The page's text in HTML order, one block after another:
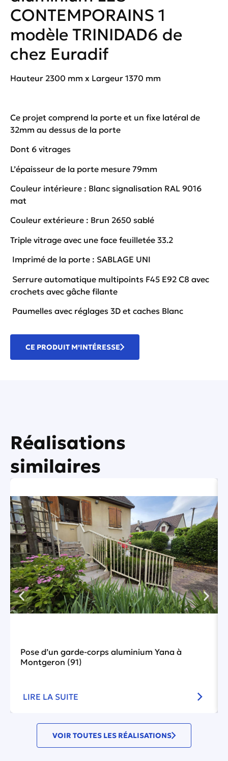
CONTEMPORAINS 1
modèle TRINIDAD6 de
chez Euradif
Hauteur 2300 mm x Largeur 1370 mm
Ce projet comprend la porte et un fixe latéral de
32mm au dessus de la porte
Dont 6 vitrages
L’épaisseur de la porte mesure 79mm
Couleur intérieure : Blanc signalisation RAL 9016
mat
Couleur extérieure : Brun 2650 sablé
Triple vitrage avec une face feuilletée 33.2
Imprimé de la porte : SABLAGE UNI
Serrure automatique multipoints F45 E92 C8 avec
crochets avec gâche filante
Paumelles avec réglages 3D et caches Blanc
CE PRODUIT M’INTÉRESSE
Réalisations
similaires
Pose d’un garde-corps aluminium Yana à
Montgeron (91)
LIRE LA SUITE
VOIR TOUTES LES RÉALISATIONS